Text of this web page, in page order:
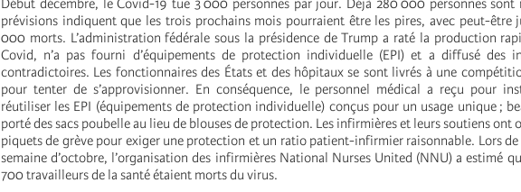
Début décembre, le Covid-19 tue 3 000 personnes par jour. Déjà 280 000 personnes sont
prévisions indiquent que les trois prochains mois pourraient être les pires, avec peut-être
000 morts. L’administration fédérale sous la présidence de Trump a raté la production
Covid, n’a pas fourni d’équipements de protection individuelle (EPI) et a diffusé des
contradictoires. Les fonctionnaires des États et des hôpitaux se sont livrés à une
pour tenter de s’approvisionner. En conséquence, le personnel médical a reçu pour
réutiliser les EPI (équipements de protection individuelle) conçus pour un usage unique ;
porté des sacs poubelle au lieu de blouses de protection. Les infirmières et leurs soutiens ont
piquets de grève pour exiger une protection et un ratio patient-infirmier raisonnable. Lors
semaine d’octobre, l’organisation des infirmières National Nurses United (NNU) a estimé
700 travailleurs de la santé étaient morts du virus.